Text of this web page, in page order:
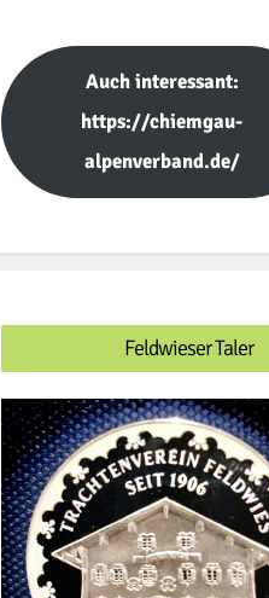
Auch interessant:
https://chiemgau-
alpenverband.de/
Feldwieser Taler